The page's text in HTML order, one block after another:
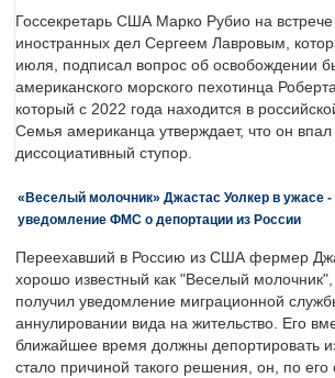
Госсекретарь США Марко Рубио на
иностранных дел Сергеем Лавровым,
июля, подписал вопрос об освобождении
американского морского пехотинца
который с 2022 года находится в
Семья американца утверждает, что он впал
диссоциативный ступор.
«Веселый молочник» Джастас Уолкер в ужасе -
уведомление ФМС о депортации из России
Переехавший в Россию из США фермер
хорошо известный как "Веселый
получил уведомление миграционной
аннулировании вида на жительство. Его
ближайшее время должны депортировать
стало причиной такого решения, он, по